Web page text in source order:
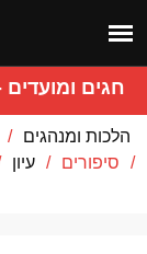
חגים ומועדים
הלכות ומנהגים
סיפורים
עיון